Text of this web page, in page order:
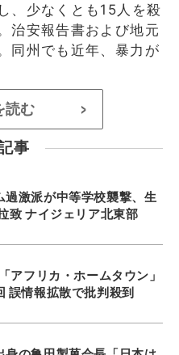
、少なくとも15人を殺
治安報告書および地元
同州でも近年、暴力が
読む >
事
過激派が中等学校襲撃、生
致 ナイジェリア北東部
アフリカ・ホームタウン」
誤情報拡散で批判殺到